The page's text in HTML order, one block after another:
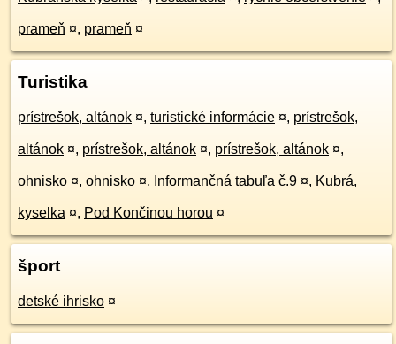
prameň ¤, prameň ¤
Turistika
prístrešok, altánok ¤, turistické informácie ¤, prístrešok,
altánok ¤, prístrešok, altánok ¤, prístrešok, altánok ¤,
ohnisko ¤, ohnisko ¤, Informančná tabuľa č.9 ¤, Kubrá,
kyselka ¤, Pod Končinou horou ¤
šport
detské ihrisko ¤